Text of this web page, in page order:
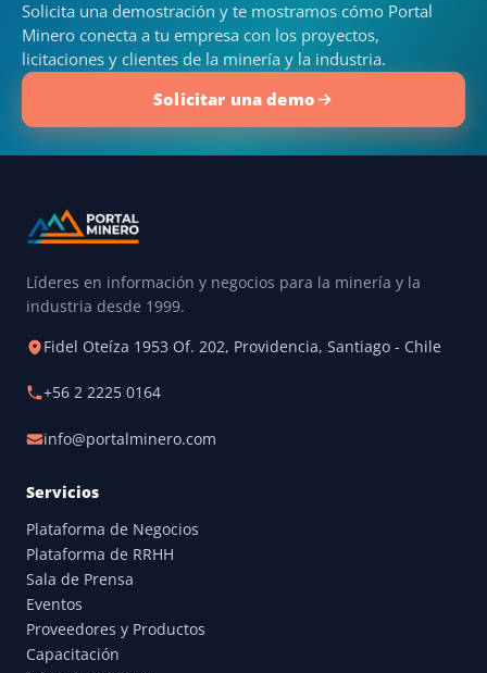
Solicita una demostración y te mostramos cómo Portal
Minero conecta a tu empresa con los proyectos,
licitaciones y clientes de la minería y la industria.
Solicitar una demo
Líderes en información y negocios para la minería y la
industria desde 1999.
Fidel Oteíza 1953 Of. 202, Providencia, Santiago - Chile
+56 2 2225 0164
info@portalminero.com
Servicios
Plataforma de Negocios
Plataforma de RRHH
Sala de Prensa
Eventos
Proveedores y Productos
Capacitación